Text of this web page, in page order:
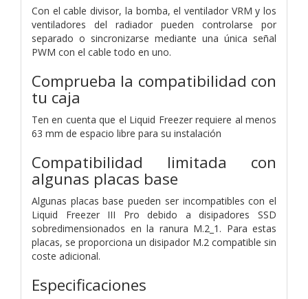
Con el cable divisor, la bomba, el ventilador VRM y los
ventiladores del radiador pueden controlarse por
separado o sincronizarse mediante una única señal
PWM con el cable todo en uno.
Comprueba la compatibilidad con
tu caja
Ten en cuenta que el Liquid Freezer requiere al menos
63 mm de espacio libre para su instalación
Compatibilidad limitada con
algunas placas base
Algunas placas base pueden ser incompatibles con el
Liquid Freezer III Pro debido a disipadores SSD
sobredimensionados en la ranura M.2_1. Para estas
placas, se proporciona un disipador M.2 compatible sin
coste adicional.
Especificaciones